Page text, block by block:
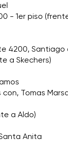
- 1er piso
4200, Santiago
a Skechers)
Tomas
a Aldo)
Anita